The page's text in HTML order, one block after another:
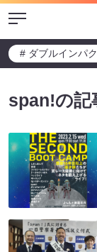
Menu
# ダブルインパ
span!の記